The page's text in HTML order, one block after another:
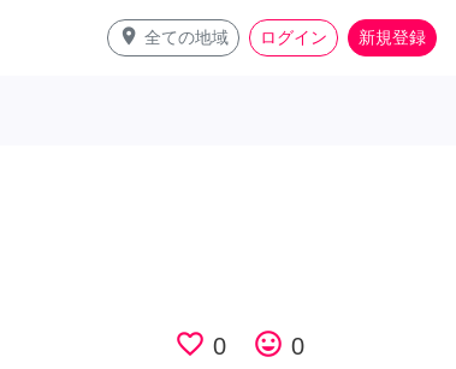
place 全ての地域 ログイン 新規登録
favorite_border 0 tag_faces 0